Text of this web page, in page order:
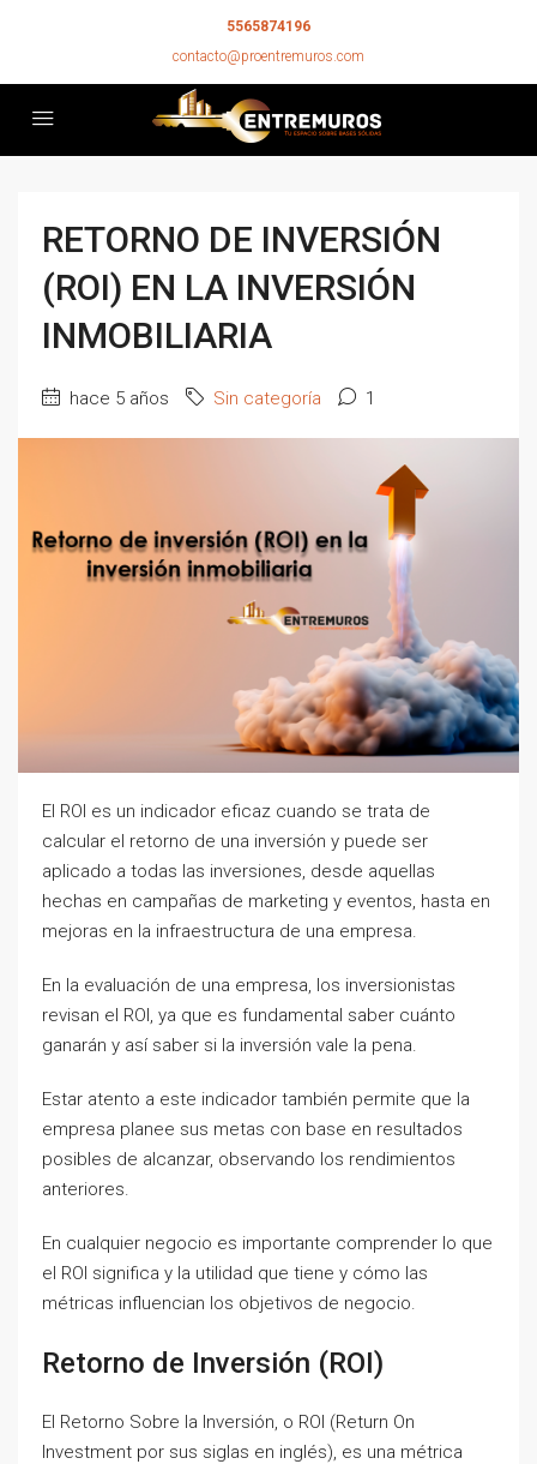
5565874196
contacto@proentremuros.com
RETORNO DE INVERSIÓN
(ROI) EN LA INVERSIÓN
INMOBILIARIA
hace 5 años Sin categoría 1
El ROI es un indicador eficaz cuando se trata de
calcular el retorno de una inversión y puede ser
aplicado a todas las inversiones, desde aquellas
hechas en campañas de marketing y eventos, hasta en
mejoras en la infraestructura de una empresa.
En la evaluación de una empresa, los inversionistas
revisan el ROI, ya que es fundamental saber cuánto
ganarán y así saber si la inversión vale la pena.
Estar atento a este indicador también permite que la
empresa planee sus metas con base en resultados
posibles de alcanzar, observando los rendimientos
anteriores.
En cualquier negocio es importante comprender lo que
el ROI significa y la utilidad que tiene y cómo las
métricas influencian los objetivos de negocio.
Retorno de Inversión (ROI)
El Retorno Sobre la Inversión, o ROI (Return On
Investment por sus siglas en inglés), es una métrica